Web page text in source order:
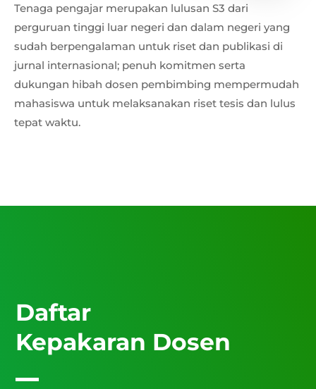
Tenaga pengajar merupakan lulusan S3 dari
perguruan tinggi luar negeri dan dalam negeri yang
sudah berpengalaman untuk riset dan publikasi di
jurnal internasional; penuh komitmen serta
dukungan hibah dosen pembimbing mempermudah
mahasiswa untuk melaksanakan riset tesis dan lulus
tepat waktu.
Daftar
Kepakaran Dosen